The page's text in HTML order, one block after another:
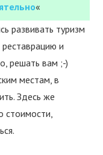
«
развивать туризм
и
решать вам ;-)
местам, в
Здесь же
стоимости,